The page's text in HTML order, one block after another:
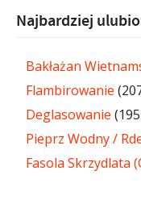
Najbardziej
Bakłażan
Flambirowanie
Deglasowanie
Pieprz Wodny /
Fasola Skrzydlata